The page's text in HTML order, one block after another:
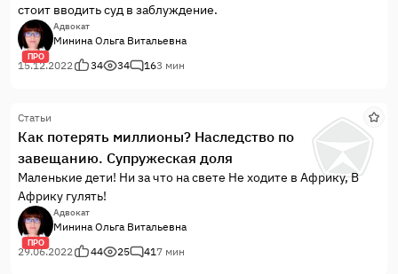
стоит вводить суд в заблуждение.
ПРО
Адвокат
Минина Ольга Витальевна
15.12.2022
34 34 163 мин
Статьи
Как потерять миллионы? Наследство по
завещанию. Супружеская доля
Маленькие дети! Ни за что на свете Не ходите в Африку, В
Африку гулять!
ПРО
Адвокат
Минина Ольга Витальевна
29.06.2022
44 25 417 мин